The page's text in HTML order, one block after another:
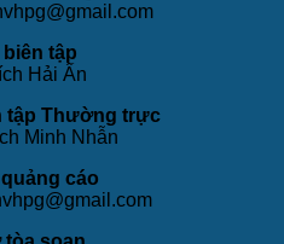
tập
Hải Ấn
tập Thường trực
Minh Nhẫn
cáo